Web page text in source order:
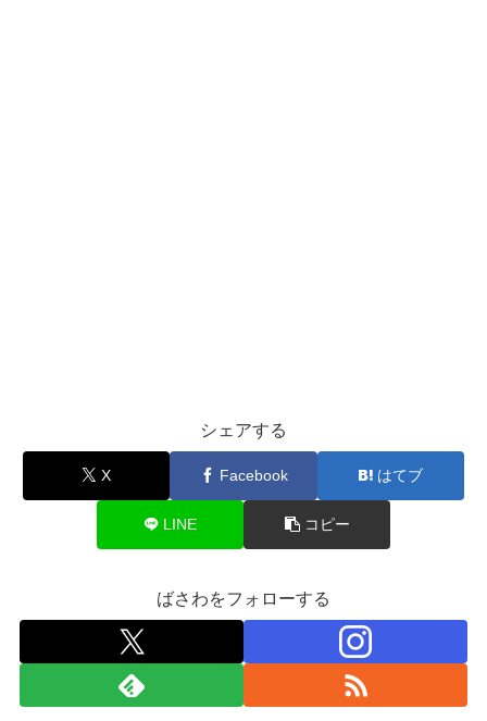
シェアする
X Facebook はてブ
LINE コピー
ばさわをフォローする